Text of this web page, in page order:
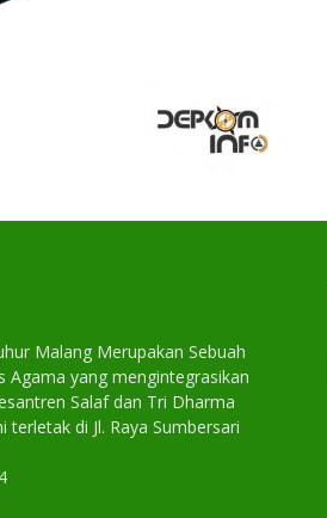
Malang Merupakan Sebuah
Agama yang mengintegrasikan
Salaf dan Tri Dharma
terletak di Jl. Raya Sumbersari